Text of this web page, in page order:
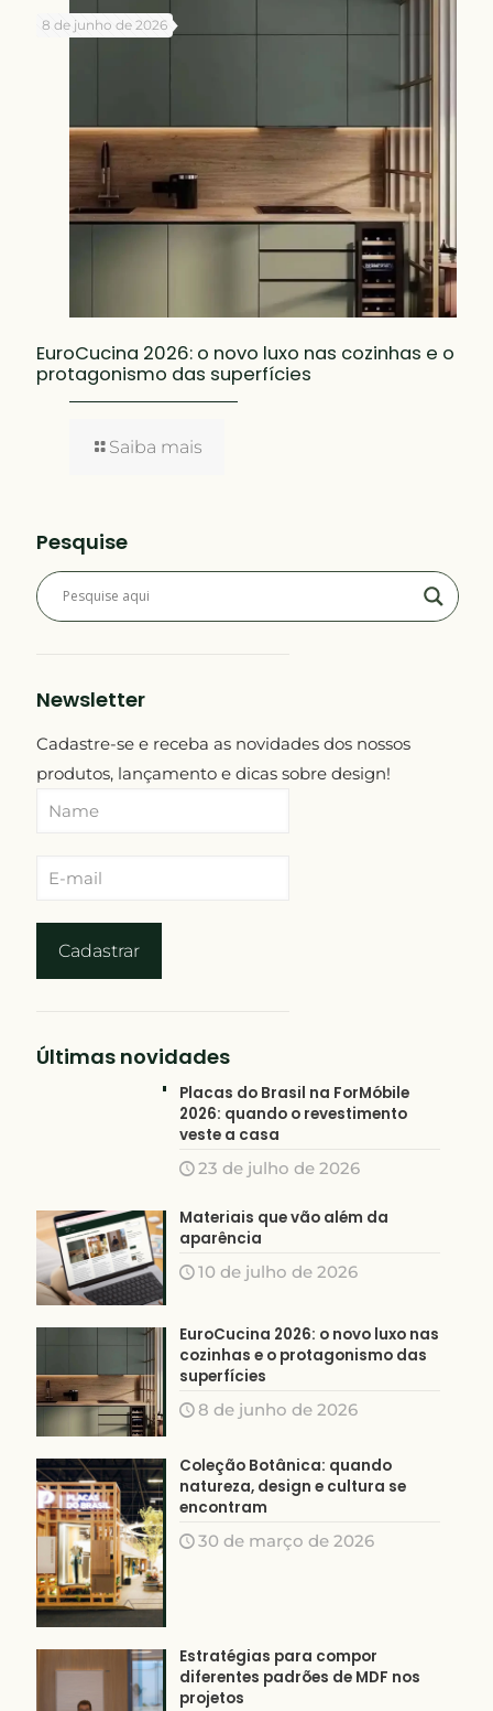
8 de junho de 2026
EuroCucina 2026: o novo luxo nas cozinhas e o
protagonismo das superfícies
Saiba mais
Pesquise
Newsletter
Cadastre-se e receba as novidades dos nossos
produtos, lançamento e dicas sobre design!
Últimas novidades
Placas do Brasil na ForMóbile
2026: quando o revestimento
veste a casa
23 de julho de 2026
Materiais que vão além da
aparência
10 de julho de 2026
EuroCucina 2026: o novo luxo nas
cozinhas e o protagonismo das
superfícies
8 de junho de 2026
Coleção Botânica: quando
natureza, design e cultura se
encontram
30 de março de 2026
Estratégias para compor
diferentes padrões de MDF nos
projetos